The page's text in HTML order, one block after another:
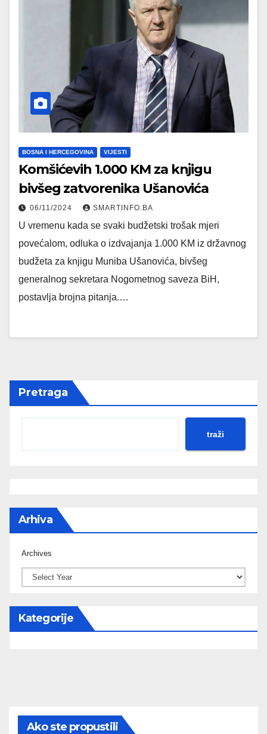
BOSNA I HERCEGOVINA VIJESTI
Komšićevih 1.000 KM za knjigu
bivšeg zatvorenika Ušanovića
06/11/2024 SMARTINFO.BA
U vremenu kada se svaki budžetski trošak mjeri
povećalom, odluka o izdvajanja 1.000 KM iz državnog
budžeta za knjigu Muniba Ušanovića, bivšeg
generalnog sekretara Nogometnog saveza BiH,
postavlja brojna pitanja.…
Pretraga
traži
Arhiva
Archives
Kategorije
Ako ste propustili